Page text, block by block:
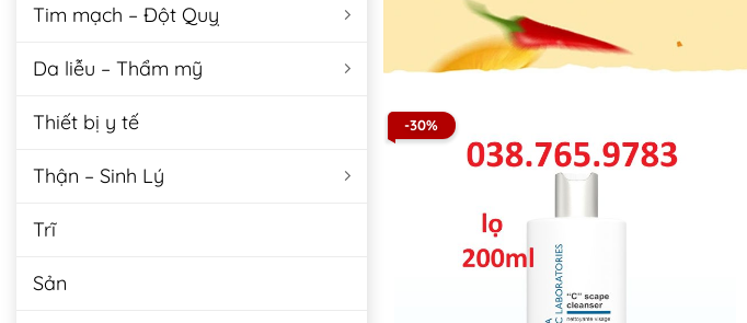
Tim mạch – Đột Quỵ
Da liễu – Thẩm mỹ
Thiết bị y tế
Thận – Sinh Lý
Trĩ
Sản
-30%